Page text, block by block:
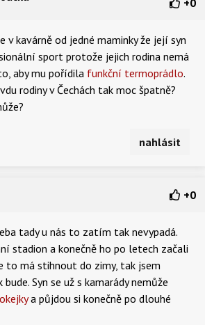
+0
v kavárně od jedné maminky že její syn
sport protože jejich rodina nemá
aby mu pořídila funkční termoprádlo.
rodiny v Čechách tak moc špatně?
nahlásit
+0
tady u nás to zatím tak nevypadá.
stadion a konečně ho po letech začali
to má stihnout do zimy, tak jsem
Syn se už s kamarády nemůže
a půjdou si konečně po dlouhé